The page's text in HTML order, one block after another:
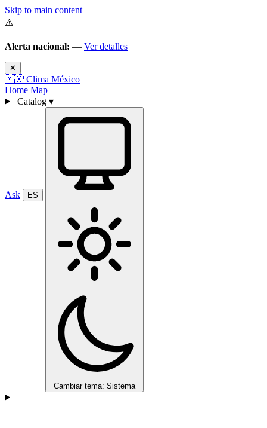
Skip to main content
⚠️
Alerta nacional: — Ver detalles
✕
🇲🇽 Clima México
Home Map
Catalog ▾
Ask ES
Cambiar tema: Sistema